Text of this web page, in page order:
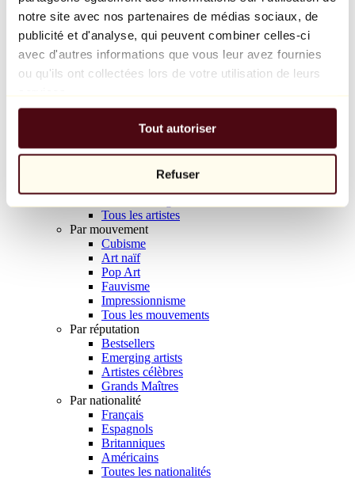
notre site avec nos partenaires de médias sociaux, de
publicité et d'analyse, qui peuvent combiner celles-ci
avec d'autres informations que vous leur avez fournies
ou qu'ils ont collectées lors de votre utilisation de leurs
Tout autoriser
Refuser
Balloon Dog (Orange)
Jeff Koons
10 000 €
Parcourir
Tous les sculpteurs
Tous les photographes
Tous les artistes
Par mouvement
Cubisme
Art naïf
Pop Art
Fauvisme
Impressionnisme
Tous les mouvements
Par réputation
Bestsellers
Emerging artists
Artistes célèbres
Grands Maîtres
Par nationalité
Français
Espagnols
Britanniques
Américains
Toutes les nationalités